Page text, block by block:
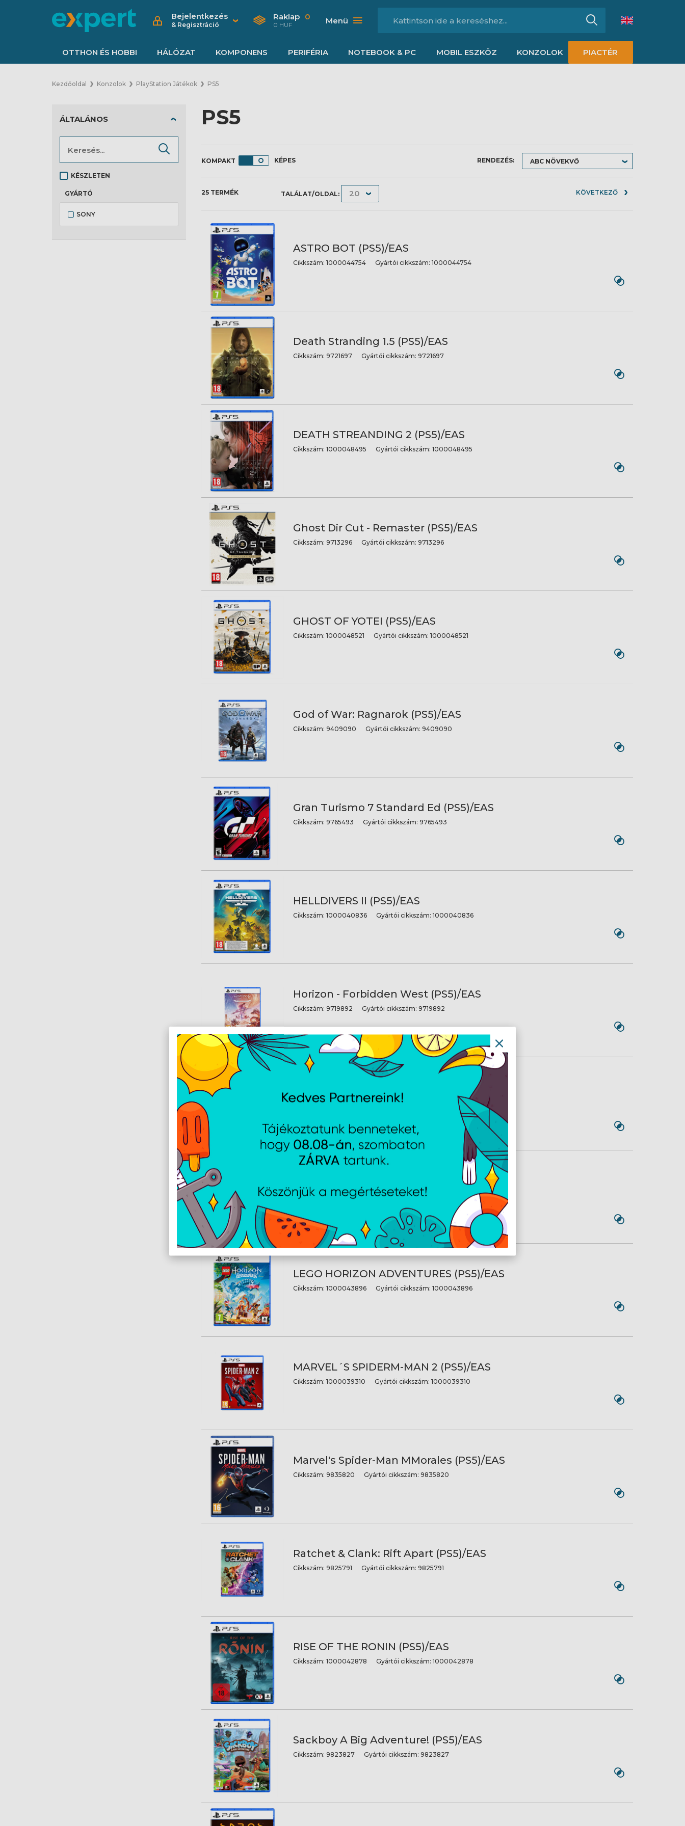
Bejelentkezés
& Regisztráció
Raklap 0
0 HUF Menü
OTTHON ÉS HOBBI HÁLÓZAT KOMPONENS PERIFÉRIA NOTEBOOK & PC MOBIL ESZKÖZ KONZOLOK PIACTÉR
Kezdőoldal Konzolok PlayStation Játékok PS5
PS5
KÉPES RENDEZÉS:
25 TERMÉK TALÁLAT/OLDAL: KÖVETKEZŐ
ASTRO BOT (PS5)/EAS
Cikkszám: 1000044754 Gyártói cikkszám: 1000044754
Death Stranding 1.5 (PS5)/EAS
Cikkszám: 9721697 Gyártói cikkszám: 9721697
DEATH STREANDING 2 (PS5)/EAS
Cikkszám: 1000048495 Gyártói cikkszám: 1000048495
Ghost Dir Cut - Remaster (PS5)/EAS
Cikkszám: 9713296 Gyártói cikkszám: 9713296
GHOST OF YOTEI (PS5)/EAS
Cikkszám: 1000048521 Gyártói cikkszám: 1000048521
God of War: Ragnarok (PS5)/EAS
Cikkszám: 9409090 Gyártói cikkszám: 9409090
Gran Turismo 7 Standard Ed (PS5)/EAS
Cikkszám: 9765493 Gyártói cikkszám: 9765493
HELLDIVERS II (PS5)/EAS
Cikkszám: 1000040836 Gyártói cikkszám: 1000040836
Horizon - Forbidden West (PS5)/EAS
Cikkszám: 9719892 Gyártói cikkszám: 9719892
HORIZON FORBIDDEN WEST: COMPLETE
EDITION (PS5)/EAS
1000040774
HORIZON ZERO DAWN REMASTERED
(PS5)/EAS
Cikkszám: 1000045027 1000045027
LEGO HORIZON ADVENTURES (PS5)/EAS
Cikkszám: 1000043896 Gyártói cikkszám: 1000043896
MARVEL´S SPIDERM-MAN 2 (PS5)/EAS
Cikkszám: 1000039310 Gyártói cikkszám: 1000039310
Marvel's Spider-Man MMorales (PS5)/EAS
Cikkszám: 9835820 Gyártói cikkszám: 9835820
Ratchet & Clank: Rift Apart (PS5)/EAS
Cikkszám: 9825791 Gyártói cikkszám: 9825791
RISE OF THE RONIN (PS5)/EAS
Cikkszám: 1000042878 Gyártói cikkszám: 1000042878
Sackboy A Big Adventure! (PS5)/EAS
Cikkszám: 9823827 Gyártói cikkszám: 9823827
ÁLTALÁNOS
KÉSZLETEN
GYÁRTÓ
SONY